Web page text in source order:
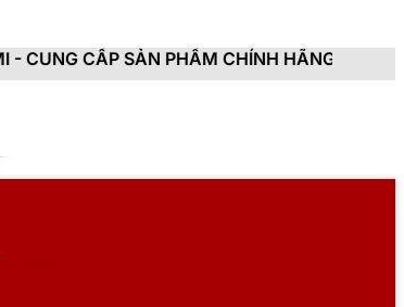
PHẨM CHÍNH HÃNG, MỚI 100%, ĐẦY ĐỦ